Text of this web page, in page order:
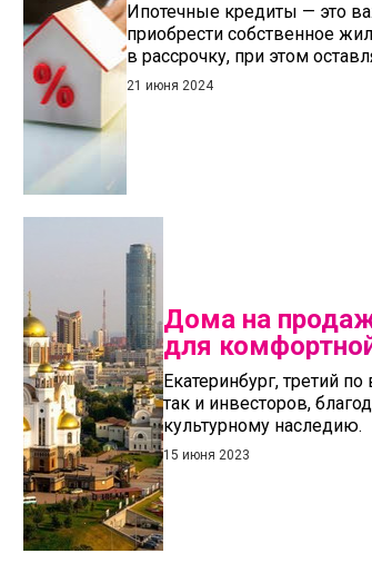
Ипотечные кредиты — это
приобрести собственное
в рассрочку, при этом
21 июня 2024
Дома на
для
Екатеринбург, третий
так и инвесторов,
культурному наследию.
15 июня 2023